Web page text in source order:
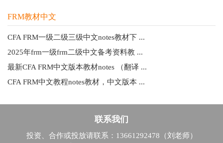
FRM教材中文
CFA FRM一级二级三级中文notes教材下 ...
2025年frm一级frm二级中文备考资料教 ...
最新CFA FRM中文版本教材notes （翻译 ...
CFA FRM中文教程notes教材，中文版本 ...
联系我们
投资、合作或投放请联系：13661292478（刘老师）